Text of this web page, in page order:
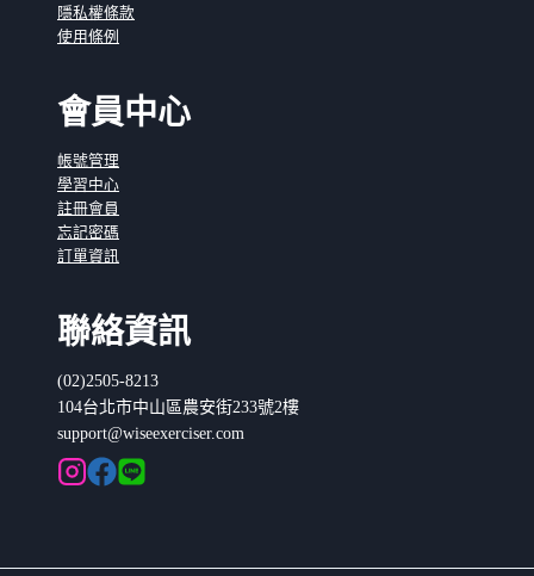
隱私權條款
使用條例
會員中心
帳號管理
學習中心
註冊會員
忘記密碼
訂單資訊
聯絡資訊
(02)2505-8213
104台北市中山區農安街233號2樓
support@wiseexerciser.com